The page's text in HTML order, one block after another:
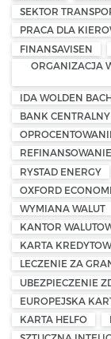
SEKTOR
PRACA DLA
FINANSAVISEN
ORGANIZACJA
IDA WOLDEN
BANK
RYSTAD ENERGY
OXFORD
WYMIANA WALUT
KANTOR
KARTA
LECZENIE ZA
UBEZPIECZENIE
EUROPEJSKA
KARTA HELFO